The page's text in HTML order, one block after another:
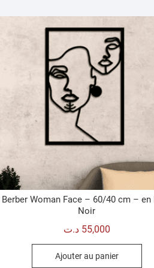
Berber Woman Face – 60/40 cm – en
Noir
55,000 د.ت
Ajouter au panier